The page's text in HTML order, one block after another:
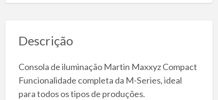
Descrição
Consola de iluminação Martin Maxxyz Compact
Funcionalidade completa da M-Series, ideal
para todos os tipos de produções.